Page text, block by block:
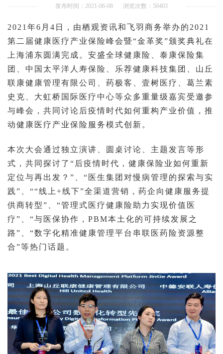
发布时间：2021-06-08 浏览次数：50403
2021年6月4日，由栖观资讯和飞羽商务举办的2021
第二届健康医疗产业保险峰会暨“金革奖”颁奖典礼在
上海浦东圆满完成。 安盛全球健康险、泰康保险集
团、中国太平洋人寿保险、乐荐健康科技集团、山丘
联康健康管理有限公司、药极客、壹树医疗、葛兰素
史克、大虹桥国际医疗中心等众多重量级嘉宾受邀参
与峰会，共同讨论后疫情时代如何重构产业价值，推
动健康医疗产业保险服务模式创新。
本次大会通过独立演讲、圆桌讨论、主题发言等形
式，共同探讨了“后疫情时代，健康保险业如何重新
定位与再出发？”、“医生集团对慢病管理的探索与实
践”、““线上+线下”全渠道营销，药企向健康服务提
供商转型”、“管理式医疗健康险助力实现价值医
疗”、“与医保协作，PBM本土化的可持续发展之
路”、“数字化精准健康管理平台串联医药险资源整
合”等热门话题。